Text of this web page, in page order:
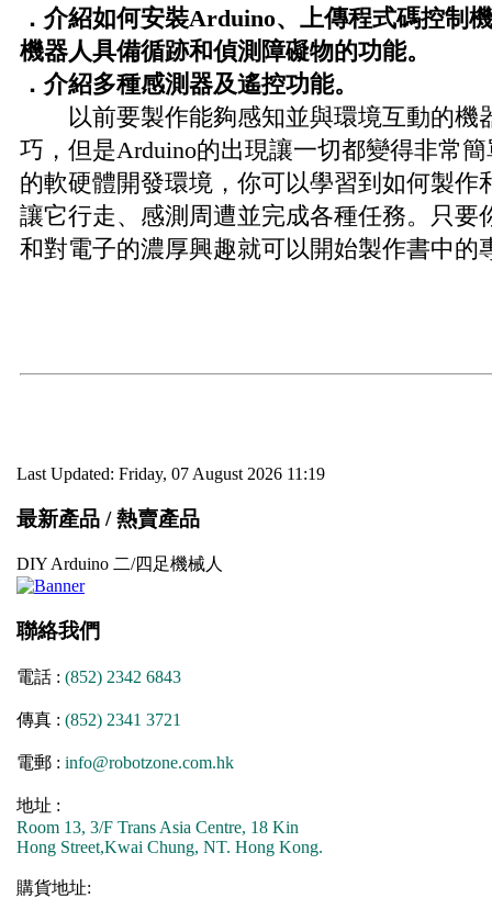
．介紹如何安裝Arduino、上傳程式碼控制
機器人具備循跡和偵測障礙物的功能。
．介紹多種感測器及遙控功能。
以前要製作能夠感知並與環境互動的機
巧，但是Arduino的出現讓一切都變得非常
的軟硬體開發環境，你可以學習到如何製作
讓它行走、感測周遭並完成各種任務。只要
和對電子的濃厚興趣就可以開始製作書中的
Last Updated: Friday, 07 August 2026 11:19
最新產品 / 熱賣產品
DIY Arduino 二/四足機械人
聯絡我們
電話 : (852) 2342 6843
傳真 : (852) 2341 3721
電郵 : info@robotzone.com.hk
地址 :
Room 13, 3/F Trans Asia Centre, 18 Kin
Hong Street,Kwai Chung, NT. Hong Kong.
購貨地址: